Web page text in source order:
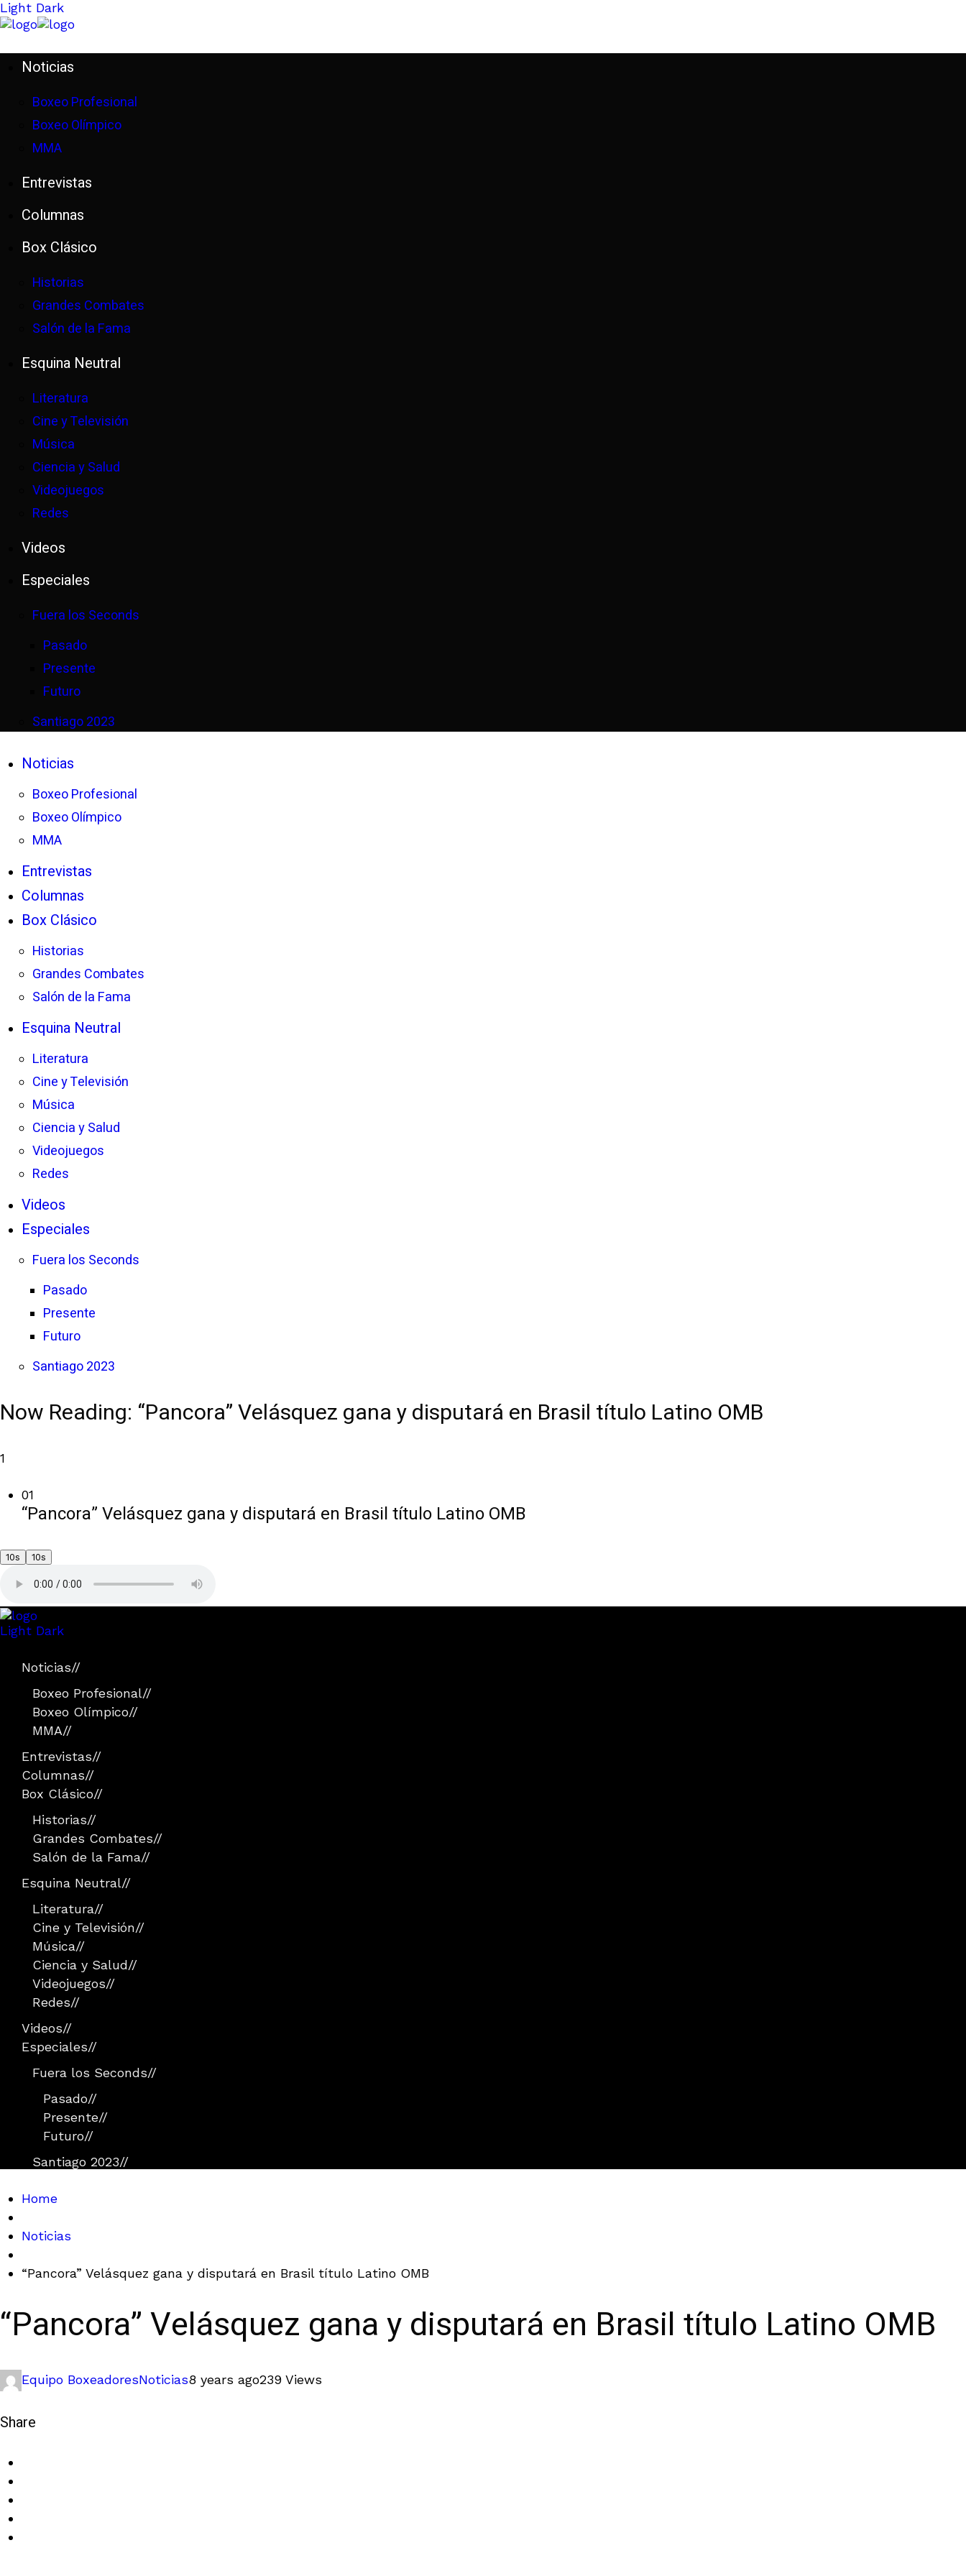
Light Dark
Noticias
Boxeo Profesional
Boxeo Olímpico
MMA
Entrevistas
Columnas
Box Clásico
Historias
Grandes Combates
Salón de la Fama
Esquina Neutral
Literatura
Cine y Televisión
Música
Ciencia y Salud
Videojuegos
Redes
Videos
Especiales
Fuera los Seconds
Pasado
Presente
Futuro
Santiago 2023
Noticias
Boxeo Profesional
Boxeo Olímpico
MMA
Entrevistas
Columnas
Box Clásico
Historias
Grandes Combates
Salón de la Fama
Esquina Neutral
Literatura
Cine y Televisión
Música
Ciencia y Salud
Videojuegos
Redes
Videos
Especiales
Fuera los Seconds
Pasado
Presente
Futuro
Santiago 2023
Now Reading: “Pancora” Velásquez gana y disputará en Brasil título Latino OMB
1
01
“Pancora” Velásquez gana y disputará en Brasil título Latino OMB
10s 10s
Light Dark
Noticias//
Boxeo Profesional//
Boxeo Olímpico//
MMA//
Entrevistas//
Columnas//
Box Clásico//
Historias//
Grandes Combates//
Salón de la Fama//
Esquina Neutral//
Literatura//
Cine y Televisión//
Música//
Ciencia y Salud//
Videojuegos//
Redes//
Videos//
Especiales//
Fuera los Seconds//
Pasado//
Presente//
Futuro//
Santiago 2023//
Home
Noticias
“Pancora” Velásquez gana y disputará en Brasil título Latino OMB
“Pancora” Velásquez gana y disputará en Brasil título Latino OMB
Equipo BoxeadoresNoticias8 years ago239 Views
Share